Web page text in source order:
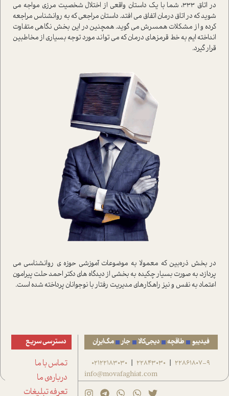
در اتاق ۳۳۳، شما با یک داستان واقعی از اختلال شخصیت مرزی مواجه می
شوید که در اتاق درمان اتفاق می افتد. داستان مراجعی که به روانشناس مراجعه
کرده و از مشکلات همسرش می گوید. همچنین در این بخش نگاهی متفاوت
انداخته ایم به خط قرمزهای درمان که می تواند مورد توجه بسیاری از مخاطبین
قرار گیرد.
در بخش ذره‌بین که معمولا به موضوعات آموزشی حوزه ی روانشناسی می
پردازد، به صورت بسیار چکیده به بخشی از دیدگاه های دکتر احمد حلت پیرامون
اعتماد به نفس و نیز راهکارهای مدیریت رفتار با نوجوانان پرداخته شده است.
فیدیبو طاقچه دیجی‌کالا جار مگ‌ایران
22861807-9
|
22843030
|
02122183030
info@movafaghiat.com
دسترسی سریع
تماس با ما
درباره‌ی ما
تعرفه تبلیغات